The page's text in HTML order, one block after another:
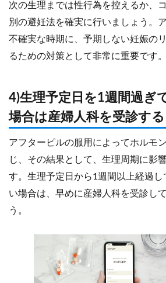
次の生理までは性行為を控えるか、
別の避妊法を確実に行いましょう。
不確実な時期に、予期しない妊娠の
るための対策として非常に重要です。
4)生理予定日を1週間過ぎ
場合は産婦人科を受診する
アフターピルの服用によってホルモ
じ、その結果として、生理周期に影
す。生理予定日から1週間以上経過
い場合は、早めに産婦人科を受診し
う。